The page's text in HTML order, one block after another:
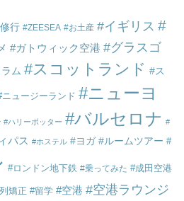
行 ZEESEA お土産 イギリス
ガトウィック空港
グラスゴ
ラム スコットランド ス
ニュージーランド
ニューヨ
ハリーポッター バルセロナ
パス ホステル ヨガ ルームツアー
ロンドン地下鉄 乗ってみた 成田空港
矯正 留学 空港 空港ラウンジ